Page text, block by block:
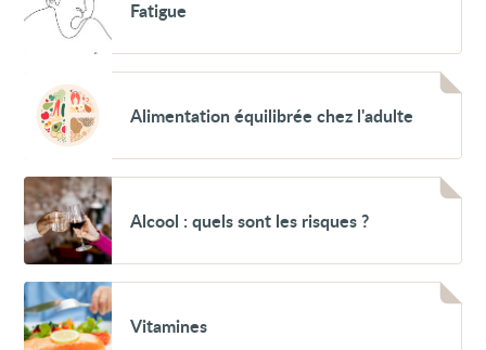
Fatigue
Alimentation
équilibrée
chez
l'adulte
Alimentation équilibrée chez l'adulte
Voir
Alcool
:
quels
sont
risques
?
Alcool : quels sont les risques ?
Voir
Vitamines
Vitamines